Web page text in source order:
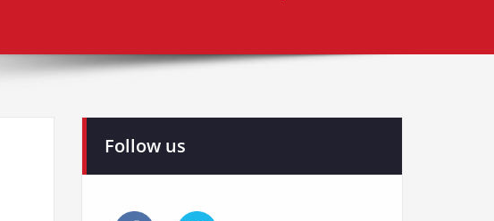
Follow us